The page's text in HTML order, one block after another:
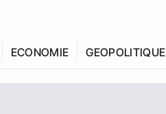
ECONOMIE GEOPOLITIQUE